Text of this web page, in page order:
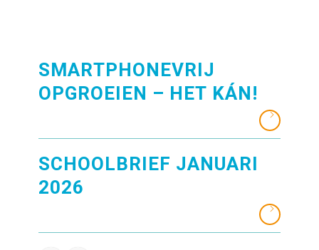
SMARTPHONEVRIJ
OPGROEIEN – HET KÁN!
SCHOOLBRIEF JANUARI
2026